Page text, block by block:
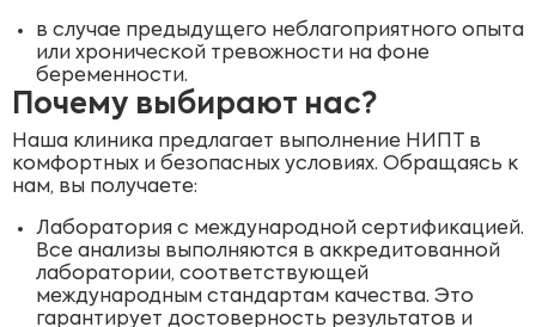
в случае предыдущего неблагоприятного опыта
или хронической тревожности на фоне
беременности.
Почему выбирают нас?
Наша клиника предлагает выполнение НИПТ в
комфортных и безопасных условиях. Обращаясь к
нам, вы получаете:
Лаборатория с международной сертификацией.
Все анализы выполняются в аккредитованной
лаборатории, соответствующей
международным стандартам качества. Это
гарантирует достоверность результатов и